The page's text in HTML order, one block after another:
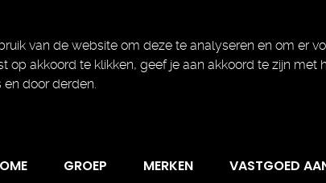
van de website om deze te analyseren en om er
op akkoord te klikken, geef je aan akkoord te zijn met
door derden.
GROEP MERKEN VASTGOED